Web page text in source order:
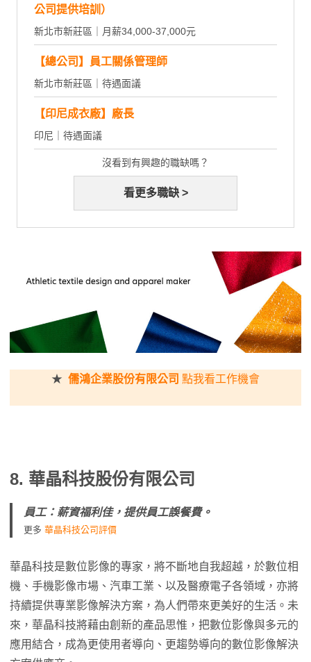
公司提供培訓）
新北市新莊區｜月薪34,000-37,000元
【總公司】員工關係管理師
新北市新莊區｜待遇面議
【印尼成衣廠】廠長
印尼｜待遇面議
沒看到有興趣的職缺嗎？
看更多職缺 >
★ 儒鴻企業股份有限公司 點我看工作機會
8. 華晶科技股份有限公司
員工：薪資福利佳，提供員工誤餐費。
更多 華晶科技公司評價
華晶科技是數位影像的專家，將不斷地自我超越，於數位相
機、手機影像市場、汽車工業、以及醫療電子各領域，亦將
持續提供專業影像解決方案，為人們帶來更美好的生活。未
來，華晶科技將藉由創新的產品思惟，把數位影像與多元的
應用結合，成為更使用者導向、更趨勢導向的數位影像解決